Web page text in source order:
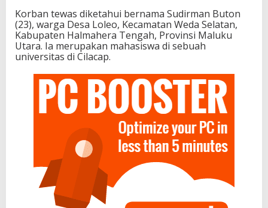
Korban tewas diketahui bernama Sudirman Buton
(23), warga Desa Loleo, Kecamatan Weda Selatan,
Kabupaten Halmahera Tengah, Provinsi Maluku
Utara. Ia merupakan mahasiswa di sebuah
universitas di Cilacap.